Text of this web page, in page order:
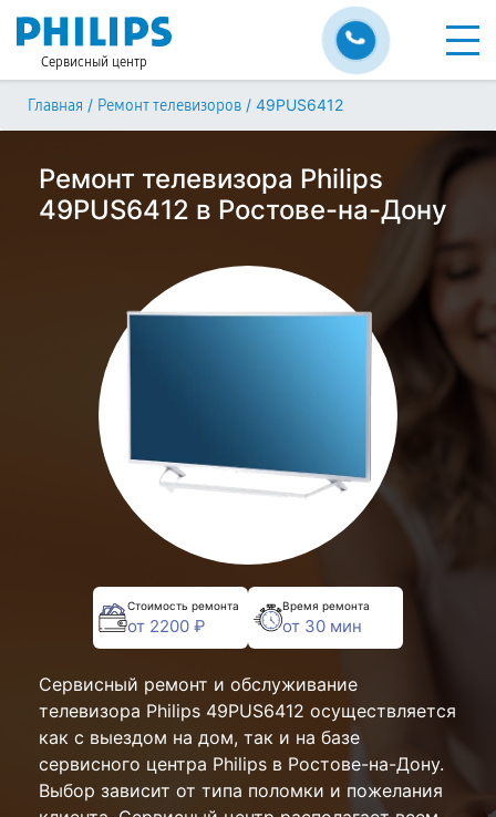
Сервисный центр
Главная / Ремонт телевизоров / 49PUS6412
Ремонт телевизора Philips
49PUS6412 в Ростове-на-Дону
Стоимость ремонта
от 2200 ₽
Время ремонта
от 30 мин
Сервисный ремонт и обслуживание
телевизора Philips 49PUS6412 осуществляется
как с выездом на дом, так и на базе
сервисного центра Philips в Ростове-на-Дону.
Выбор зависит от типа поломки и пожелания